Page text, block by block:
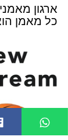
ארגון
כל מאמן